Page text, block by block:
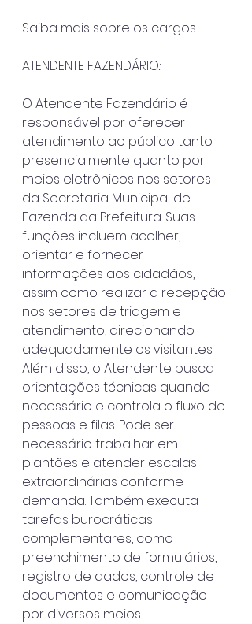
Saiba mais sobre os cargos
ATENDENTE FAZENDÁRIO:
O Atendente Fazendário é
responsável por oferecer
atendimento ao público tanto
presencialmente quanto por
meios eletrônicos nos setores
da Secretaria Municipal de
Fazenda da Prefeitura. Suas
funções incluem acolher,
orientar e fornecer
informações aos cidadãos,
assim como realizar a recepção
nos setores de triagem e
atendimento, direcionando
adequadamente os visitantes.
Além disso, o Atendente busca
orientações técnicas quando
necessário e controla o fluxo de
pessoas e filas. Pode ser
necessário trabalhar em
plantões e atender escalas
extraordinárias conforme
demanda. Também executa
tarefas burocráticas
complementares, como
preenchimento de formulários,
registro de dados, controle de
documentos e comunicação
por diversos meios.